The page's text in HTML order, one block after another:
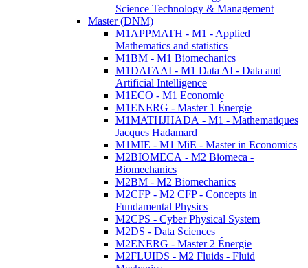
Science Technology & Management
Master (DNM)
M1APPMATH - M1 - Applied
Mathematics and statistics
M1BM - M1 Biomechanics
M1DATAAI - M1 Data AI - Data and
Artificial Intelligence
M1ECO - M1 Economie
M1ENERG - Master 1 Énergie
M1MATHJHADA - M1 - Mathematiques
Jacques Hadamard
M1MIE - M1 MiE - Master in Economics
M2BIOMECA - M2 Biomeca -
Biomechanics
M2BM - M2 Biomechanics
M2CFP - M2 CFP - Concepts in
Fundamental Physics
M2CPS - Cyber Physical System
M2DS - Data Sciences
M2ENERG - Master 2 Énergie
M2FLUIDS - M2 Fluids - Fluid